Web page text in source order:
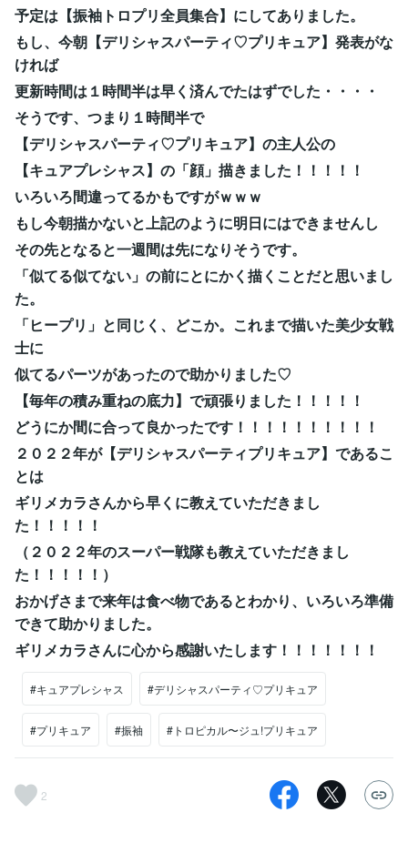
予定は【振袖トロプリ全員集合】にしてありました。
もし、今朝【デリシャスパーティ♡プリキュア】発表がな
ければ
更新時間は１時間半は早く済んでたはずでした・・・・
そうです、つまり１時間半で
【デリシャスパーティ♡プリキュア】の主人公の
【キュアプレシャス】の「顔」描きました！！！！！
いろいろ間違ってるかもですがｗｗｗ
もし今朝描かないと上記のように明日にはできませんし
その先となると一週間は先になりそうです。
「似てる似てない」の前にとにかく描くことだと思いまし
た。
「ヒープリ」と同じく、どこか。これまで描いた美少女戦
士に
似てるパーツがあったので助かりました♡
【毎年の積み重ねの底力】で頑張りました！！！！！
どうにか間に合って良かったです！！！！！！！！！！
２０２２年が【デリシャスパーティプリキュア】であるこ
とは
ギリメカラさんから早くに教えていただきまし
た！！！！！
（２０２２年のスーパー戦隊も教えていただきまし
た！！！！！）
おかげさまで来年は食べ物であるとわかり、いろいろ準備
できて助かりました。
ギリメカラさんに心から感謝いたします！！！！！！！
#キュアプレシャス #デリシャスパーティ♡プリキュア
#プリキュア #振袖 #トロピカル〜ジュ!プリキュア
2